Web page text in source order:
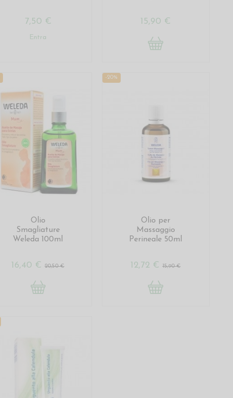
7,50 €
Entra
15,90 €
Olio
Smagliature
Weleda 100ml
16,40 €20,50 €
-20%
Olio per
Massaggio
Perineale 50ml
12,72 €15,90 €